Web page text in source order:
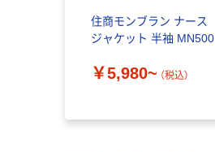
住商モンブラン ナース
ジャケット 半袖 MN500
￥5,980~ （税込）